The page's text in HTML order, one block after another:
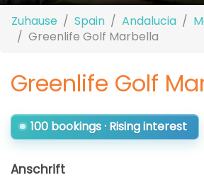
Zuhause Spain Andalucia
Greenlife Golf Marbella
Greenlife Golf
100 bookings · Rising interest
Anschrift